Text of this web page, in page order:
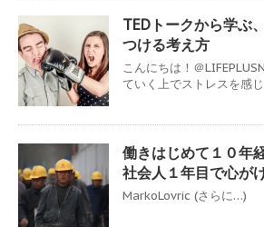
TEDトークから学ぶ
つける考え方
こんにちは！＠
ていく上でストレスを感
働きはじめて１０年
社会人１年目で心が
MarkoLovric (さらに…)